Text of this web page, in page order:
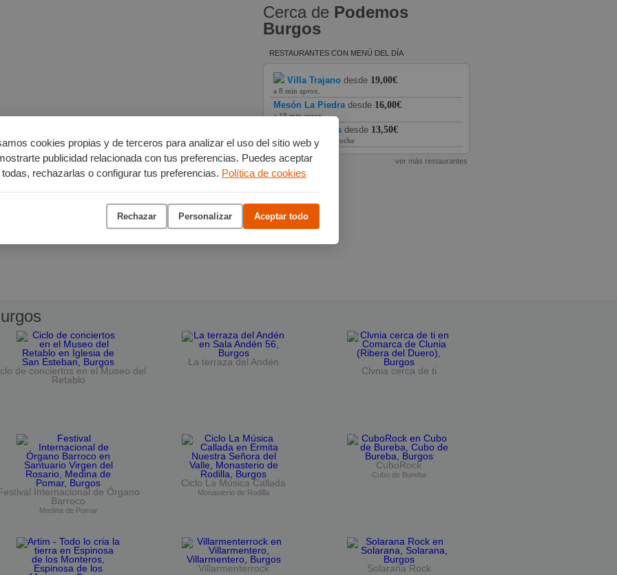
cookies propias y de terceros para analizar el uso del sitio web y
publicidad relacionada con tus preferencias. Puedes aceptar
todas, rechazarlas o configurar tus preferencias. Política de cookies
Rechazar Personalizar Aceptar todo
Cerca de Podemos
Burgos
RESTAURANTES CON MENÚ DEL DÍA
Villa Trajano desde 19,00€
a 8 min aprox.
Mesón La Piedra desde 16,00€
a 18 min aprox.
Hotel Las Vegas desde 13,50€
a 12 min aprox. en coche
ver más restaurantes
de conciertos en el Museo del
Retablo
La terraza del Andén
Clvnia cerca de ti
Internacional de Órgano
Barroco
Medina de Pomar
Ciclo La Música Callada
Monasterio de Rodilla
CuboRock
Cubo de Bureba
Villarmenterrock Solarana Rock